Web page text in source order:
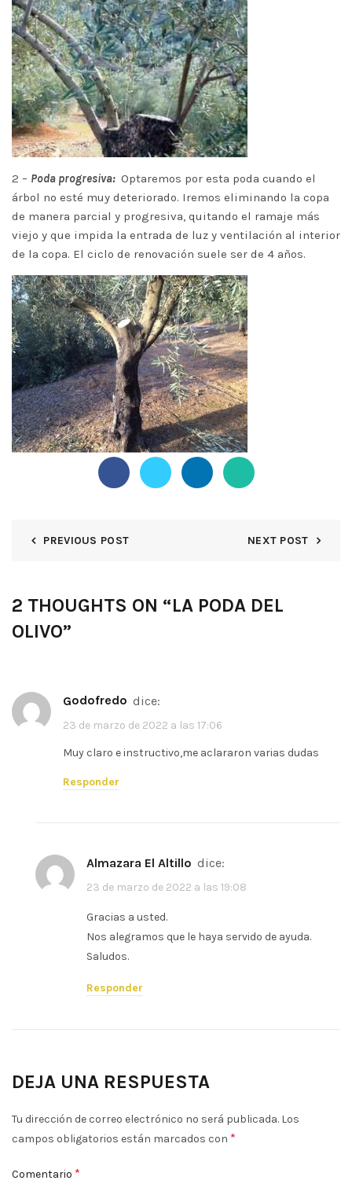
2 – Poda progresiva: Optaremos por esta poda cuando el
árbol no esté muy deteriorado. Iremos eliminando la copa
de manera parcial y progresiva, quitando el ramaje más
viejo y que impida la entrada de luz y ventilación al interior
de la copa. El ciclo de renovación suele ser de 4 años.
PREVIOUS POST NEXT POST
2 THOUGHTS ON “LA PODA DEL
OLIVO”
Godofredo dice:
23 de marzo de 2022 a las 17:06
Muy claro e instructivo,me aclararon varias dudas
Responder
Almazara El Altillo dice:
23 de marzo de 2022 a las 19:08
Gracias a usted.
Nos alegramos que le haya servido de ayuda.
Saludos.
Responder
DEJA UNA RESPUESTA
Tu dirección de correo electrónico no será publicada. Los
campos obligatorios están marcados con *
Comentario *